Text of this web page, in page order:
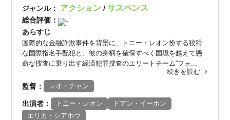
ジャンル： アクション/サスペンス
総合評価： -
あらすじ
国際的な金融詐欺事件を背景に、トニー・レオン扮する狡猾
な国際指名手配犯と、彼の身柄を確保すべく国境を越えて懸
命な捜査に乗り出す経済犯罪捜査のエリートチーム“フォ...
続きを読む
監督： レオ・チャン
出演者： トニー・レオン
ドアン・イーホン
エリカ・シアホウ